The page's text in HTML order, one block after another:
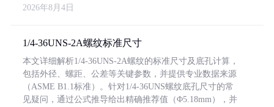
2026年8月4日
1/4-36UNS-2A螺纹标准尺寸
本文详细解析1/4-36UNS-2A螺纹的标准尺寸及底孔计算，
包括外径、螺距、公差等关键参数，并提供专业数据来源
（ASME B1.1标准）。针对1/4-36UNS螺纹底孔尺寸的常
见疑问，通过公式推导给出精确推荐值（Φ5.18mm），并